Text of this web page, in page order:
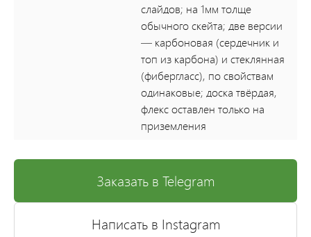
слайдов; на 1мм толще
обычного скейта; две версии
— карбоновая (сердечник и
топ из карбона) и стеклянная
(фибергласс), по свойствам
одинаковые; доска твёрдая,
флекс оставлен только на
приземления
Заказать в Telegram
Написать в Instagram